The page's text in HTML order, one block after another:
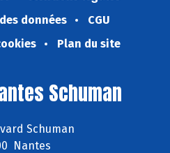
données
CGU
Plan du site
Schuman
Schuman
Nantes